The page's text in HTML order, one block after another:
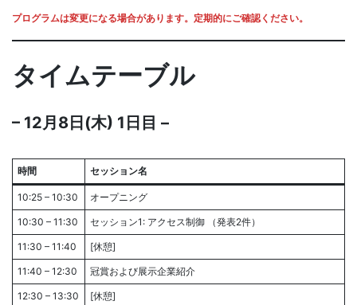
プログラムは変更になる場合があります。定期的にご確認ください。
タイムテーブル
– 12月8日(木) 1日目 –
時間 セッション名
10:25 – 10:30 オープニング
10:30 – 11:30 セッション1: アクセス制御 （発表2件）
11:30 – 11:40 [休憩]
11:40 – 12:30 冠賞および展示企業紹介
12:30 – 13:30 [休憩]